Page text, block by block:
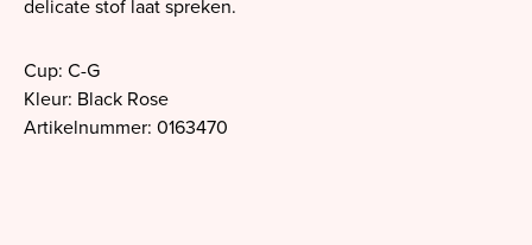
delicate stof laat spreken.
Cup: C-G
Kleur: Black Rose
Artikelnummer: 0163470